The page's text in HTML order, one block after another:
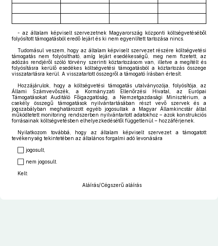
- az általam képviselt szervezetnek Magyarország központi költségvetéséből
folyósított támogatásból eredő lejárt és ki nem egyenlített tartozása nincs.
Tudomásul veszem, hogy az általam képviselt szervezet részére költségvetési
támogatás nem folyósítható, amíg lejárt esedékességű, meg nem fizetett, az
adózás rendjéről szóló törvény szerinti köztartozásom van, illetve a megítélt és
folyósításra kerülő esedékes költségvetési támogatásból a köztartozás összege
visszatartásra kerül. A visszatartott összegről a támogató írásban értesít.
Hozzájárulok, hogy a költségvetési támogatás utalványozója, folyósítója, az
Állami Számvevőszék, a Kormányzati Ellenőrzési Hivatal, az Európai
Támogatásokat Auditáló Főigazgatóság, a Nemzetgazdasági Minisztérium, a
csekély összegű támogatások nyilvántartásában részt vevő szervek és a
jogszabályban meghatározott egyéb jogosultak a Magyar Államkincstár által
működtetett monitoring rendszerben nyilvántartott adatokhoz – azok konstrukciós
forrásainak költségvetésben elhelyezkedésétől függetlenül – hozzáférjenek.
Nyilatkozom továbbá, hogy az általam képviselt szervezet a támogatott
tevékenység tekintetében az általános forgalmi adó levonására
⬜ jogosult,
⬜ nem jogosult.
Kelt:
Aláírás/Cégszerű aláírás